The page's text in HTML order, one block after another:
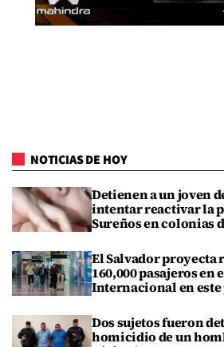
NOTICIAS DE HOY
Detienen a un joven
intentar reactivar la
Sureños en colonias
El Salvador proyecta
160,000 pasajeros en
Internacional en
Dos sujetos fueron
homicidio de un